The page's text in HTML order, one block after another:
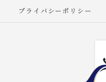
プライバシーポリシー